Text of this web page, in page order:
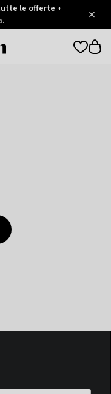
tutte le offerte +